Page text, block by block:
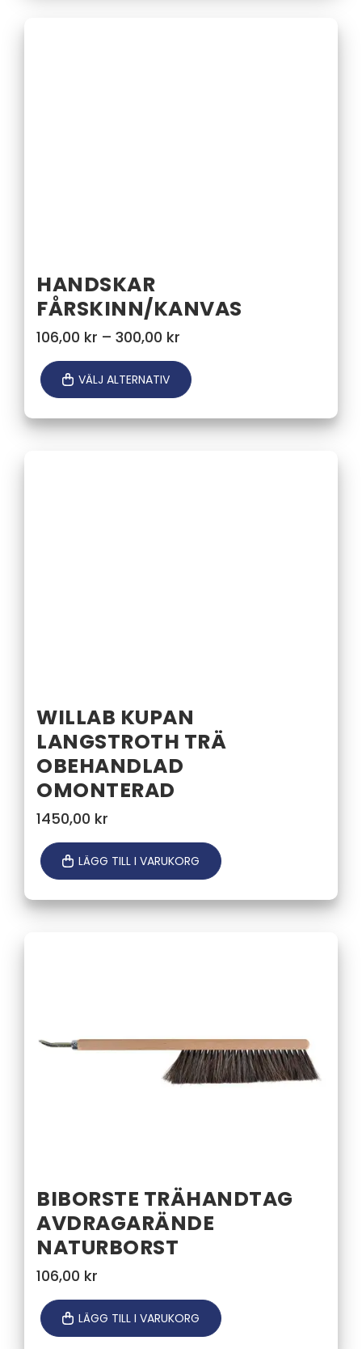
HANDSKAR
FÅRSKINN/KANVAS
106,00 kr – 300,00 kr
till
300,00 kr
VÄLJ ALTERNATIV
WILLAB KUPAN
LANGSTROTH TRÄ
OBEHANDLAD
OMONTERAD
1450,00 kr
LÄGG TILL I VARUKORG
BIBORSTE TRÄHANDTAG
AVDRAGARÄNDE
NATURBORST
106,00 kr
LÄGG TILL I VARUKORG